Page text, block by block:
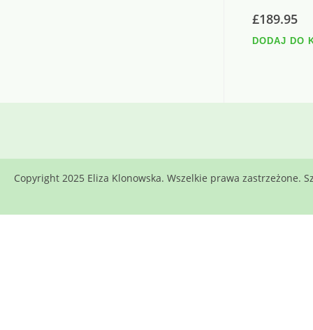
£189.95
DODAJ DO
Copyright 2025 Eliza Klonowska. Wszelkie prawa zastrzeżone.